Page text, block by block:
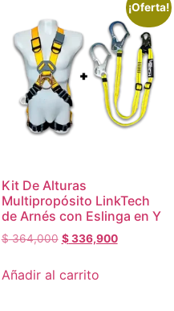
¡Oferta!
Kit De Alturas
Multipropósito LinkTech
de Arnés con Eslinga en Y
$364,000 $336,900
Añadir al carrito